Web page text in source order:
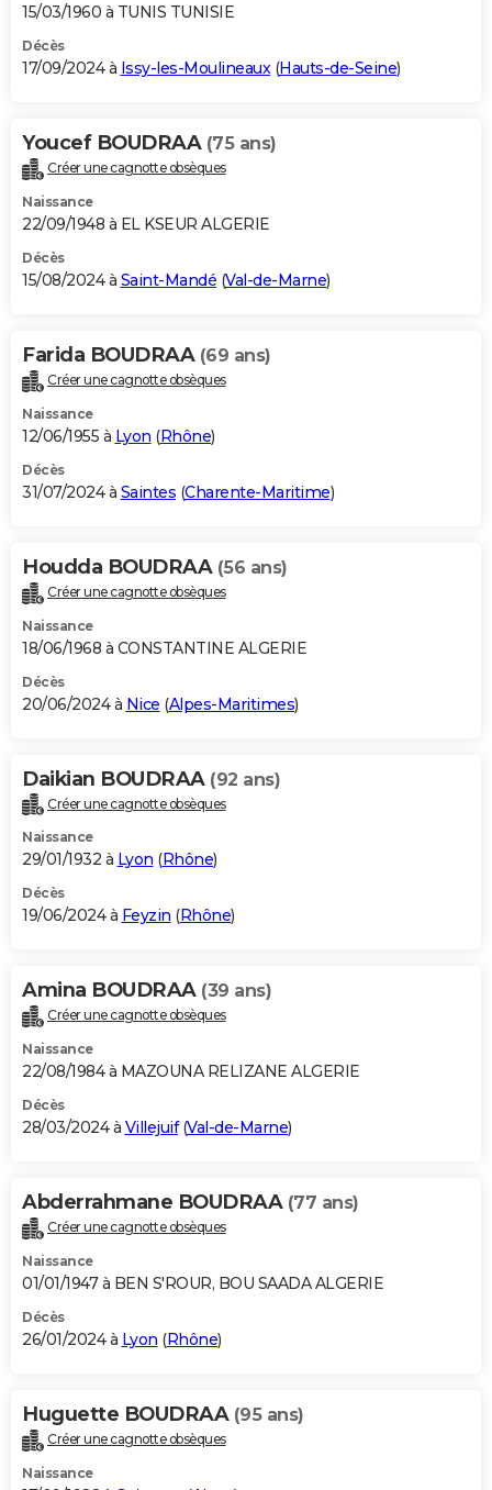
15/03/1960 à TUNIS TUNISIE
Décès
17/09/2024 à Issy-les-Moulineaux(Hauts-de-Seine)
Youcef BOUDRAA (75 ans)
Créer une cagnotte obsèques
Naissance
22/09/1948 à EL KSEUR ALGERIE
Décès
15/08/2024 à Saint-Mandé (Val-de-Marne)
Farida BOUDRAA (69 ans)
Créer une cagnotte obsèques
Naissance
12/06/1955 à Lyon (Rhône)
Décès
31/07/2024 à Saintes (Charente-Maritime)
Houdda BOUDRAA (56 ans)
Créer une cagnotte obsèques
Naissance
18/06/1968 à CONSTANTINE ALGERIE
Décès
20/06/2024 à Nice (Alpes-Maritimes)
Daikian BOUDRAA (92 ans)
Créer une cagnotte obsèques
Naissance
29/01/1932 à Lyon (Rhône)
Décès
19/06/2024 à Feyzin (Rhône)
Amina BOUDRAA (39 ans)
Créer une cagnotte obsèques
Naissance
22/08/1984 à MAZOUNA RELIZANE ALGERIE
Décès
28/03/2024 à Villejuif(Val-de-Marne)
Abderrahmane BOUDRAA (77 ans)
Créer une cagnotte obsèques
Naissance
01/01/1947 à BEN S'ROUR, BOU SAADA ALGERIE
Décès
26/01/2024 à Lyon (Rhône)
Huguette BOUDRAA (95 ans)
Créer une cagnotte obsèques
Naissance